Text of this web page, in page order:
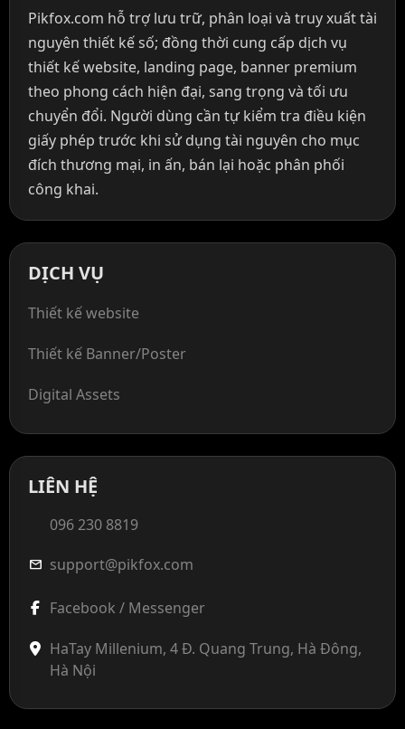
Pikfox.com hỗ trợ lưu trữ, phân loại và truy xuất tài
nguyên thiết kế số; đồng thời cung cấp dịch vụ
thiết kế website, landing page, banner premium
theo phong cách hiện đại, sang trọng và tối ưu
chuyển đổi. Người dùng cần tự kiểm tra điều kiện
giấy phép trước khi sử dụng tài nguyên cho mục
đích thương mại, in ấn, bán lại hoặc phân phối
công khai.
DỊCH VỤ
Thiết kế website
Thiết kế Banner/Poster
Digital Assets
LIÊN HỆ
096 230 8819
mail support@pikfox.com
Facebook / Messenger
HaTay Millenium, 4 Đ. Quang Trung, Hà Đông,
Hà Nội